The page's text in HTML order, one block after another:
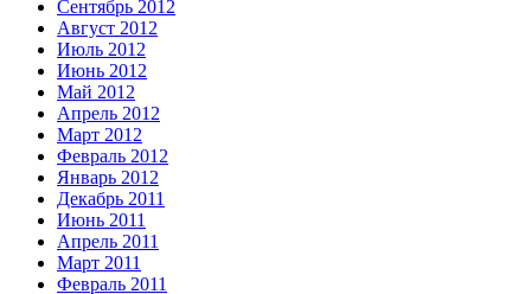
Сентябрь 2012
Август 2012
Июль 2012
Июнь 2012
Май 2012
Апрель 2012
Март 2012
Февраль 2012
Январь 2012
Декабрь 2011
Июнь 2011
Апрель 2011
Март 2011
Февраль 2011